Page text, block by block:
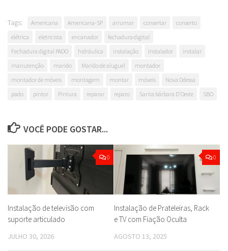
Tags: Americana Americana-SP arrumar consertar
conserto
elétrica
eletricista encanador
fechadura digital
Fechadura digital PADO
hidráulica instalação Instalador
instalar
manutenção
marido Marido de aluguel
montador
montador de móveis
montagem montar móveis
Nova Odessa
pado
pintor Pintura reparar reparo Santa bárbara D'Oeste SBO
VOCÊ PODE GOSTAR...
0
Instalação de televisão com
suporte articulado
JULHO 30, 2026
0
Instalação de Prateleiras, Rack
e TV com Fiação Oculta
AGOSTO 13, 2025